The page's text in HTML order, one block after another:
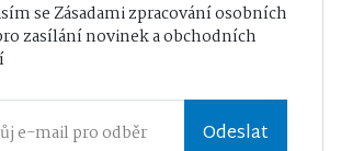
seZásadami zpracování osobních
zasílání novinek a obchodních
Odeslat